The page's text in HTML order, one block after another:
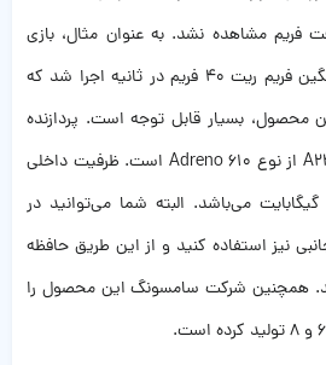
فریم مشاهده نشد. به عنوان مثال، بازی
کالاف دیوتی موبایل با میانگین فریم ریت 40 فریم در ثانیه اجرا شد که
محصول، بسیار قابل توجه است. پردازنده
گرافیکی گوشی سامسونگ A23 از نوع Adreno 610 است. ظرفیت داخلی
این تلفن همراه 64 و 128 گیگابایت می‌باشد. البته شما می‌توانید در
نیز استفاده کنید و از این طریق حافظه
همچنین شرکت سامسونگ این محصول را